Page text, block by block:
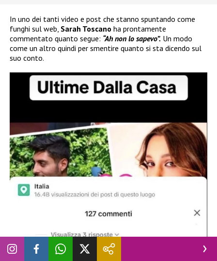
In uno dei tanti video e post che stanno spuntando come
funghi sul web, Sarah Toscano ha prontamente
commentato quanto segue: “Ah non lo sapevo”. Un modo
come un altro quindi per smentire quanto si sta dicendo sul
suo conto.